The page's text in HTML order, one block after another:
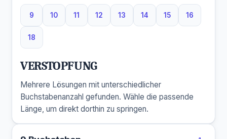
9
9 Buchstaben
10
10 Buchstaben
11
11 Buchstaben
12
12 Buchstaben
13
13 Buchstaben
14
14 Buchstaben
15
15 Buchstaben
16
16
18
18 Buchstaben
VERSTOPFUNG
Mehrere Lösungen mit unterschiedlicher
Buchstabenanzahl gefunden. Wähle die passende
Länge, um direkt dorthin zu springen.